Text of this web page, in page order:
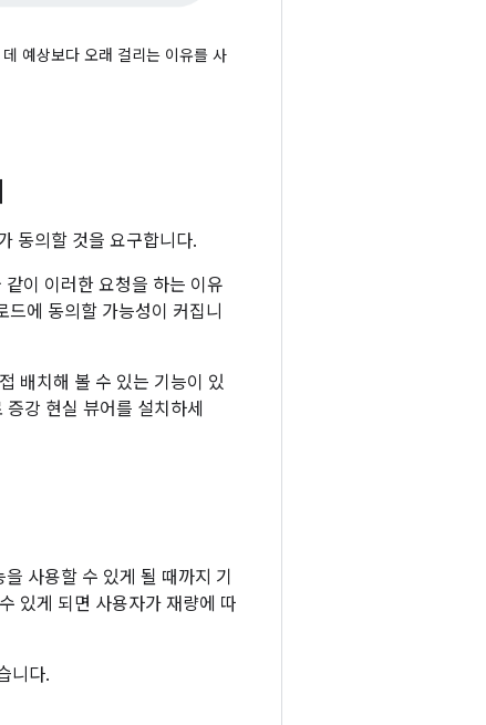
예상보다 오래 걸리는 이유를 사
동의할 것을 요구합니다.
이 이러한 요청을 하는 이유
에 동의할 가능성이 커집니
배치해 볼 수 있는 기능이 있
강 현실 뷰어를 설치하세
사용할 수 있게 될 때까지 기
있게 되면 사용자가 재량에 따
니다.